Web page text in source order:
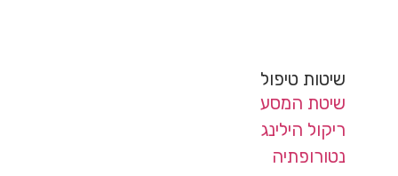
שיטות טיפול
שיטת המסע
ריקול הילינג
נטורופתיה